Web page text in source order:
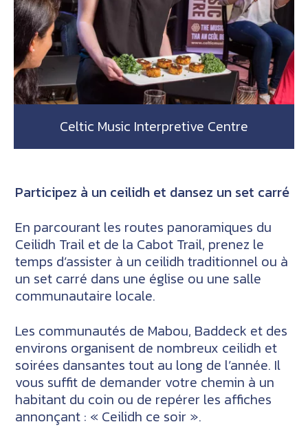
Celtic Music Interpretive Centre
Participez à un ceilidh et dansez un set carré
En parcourant les routes panoramiques du
Ceilidh Trail et de la Cabot Trail, prenez le
temps d’assister à un ceilidh traditionnel ou à
un set carré dans une église ou une salle
communautaire locale.
Les communautés de Mabou, Baddeck et des
environs organisent de nombreux ceilidh et
soirées dansantes tout au long de l’année. Il
vous suffit de demander votre chemin à un
habitant du coin ou de repérer les affiches
annonçant : « Ceilidh ce soir ».